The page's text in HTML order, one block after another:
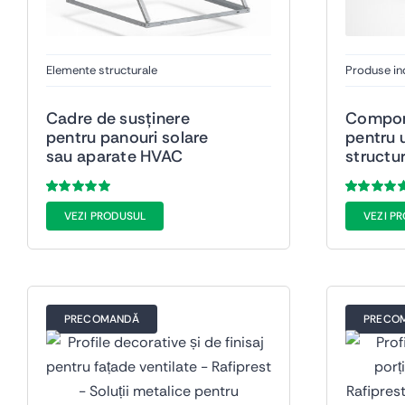
Elemente structurale
Cadre de susținere
pentru panouri solare
sau aparate HVAC
Evaluat
5.00din 5
pe baza a
48
de
VEZI PRODUSUL
Produse
pentru
Evaluat
5.00din 5
pe baza a
116
VEZI
PRECOMANDĂ